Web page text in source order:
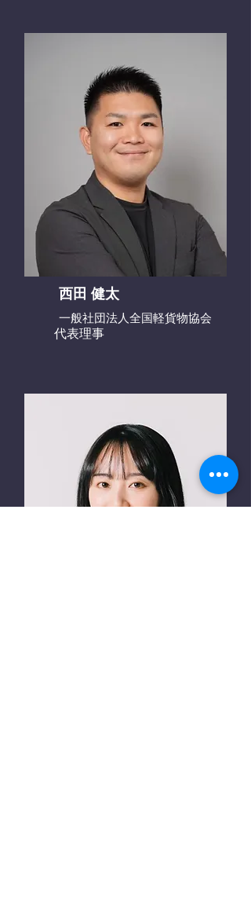
西田 健太
一般社団法人全国軽貨物協会
代表理事